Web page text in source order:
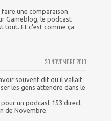
une comparaison
Gameblog, le podcast
tout. Et c'est comme ça
28 NOVEMBRE 2013
souvent dit qu'il vallait
les gens attendre dans le
un podcast 153 direct
de Novembre.